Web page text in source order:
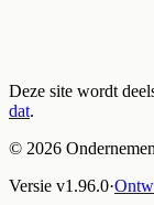
Deze site wordt
dat.
© 2026
Versie v1.96.0·